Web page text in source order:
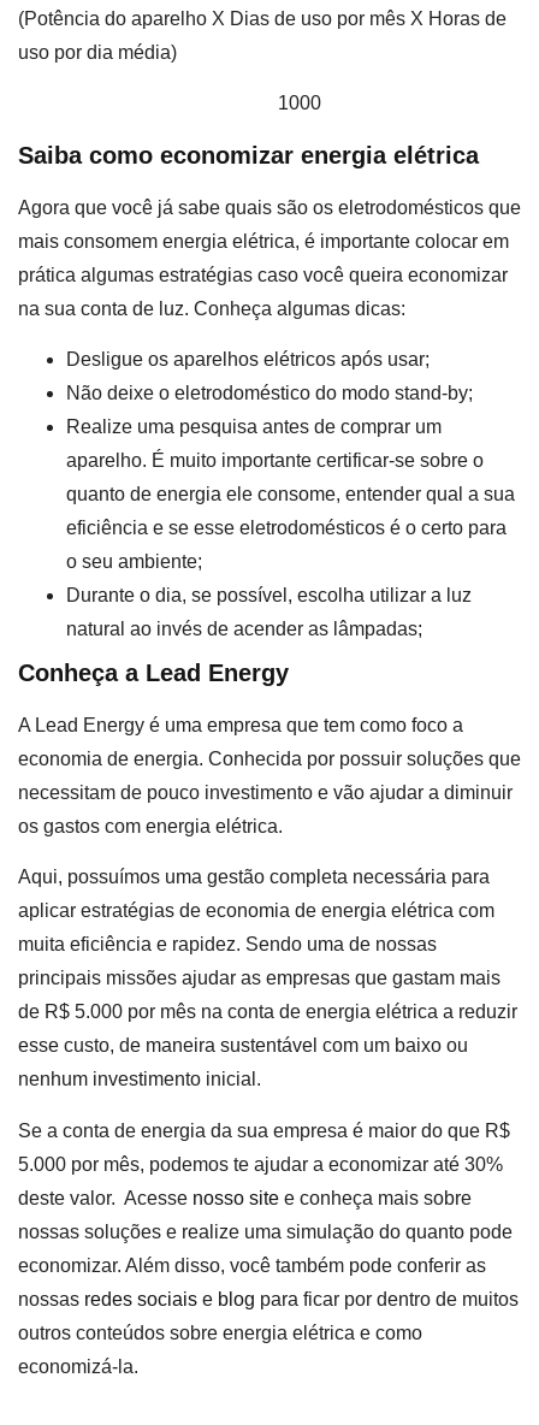
(Potência do aparelho X Dias de uso por mês X Horas de
uso por dia média)
1000
Saiba como economizar energia elétrica
Agora que você já sabe quais são os eletrodomésticos que
mais consomem energia elétrica, é importante colocar em
prática algumas estratégias caso você queira economizar
na sua conta de luz. Conheça algumas dicas:
Desligue os aparelhos elétricos após usar;
Não deixe o eletrodoméstico do modo stand-by;
Realize uma pesquisa antes de comprar um
aparelho. É muito importante certificar-se sobre o
quanto de energia ele consome, entender qual a sua
eficiência e se esse eletrodomésticos é o certo para
o seu ambiente;
Durante o dia, se possível, escolha utilizar a luz
natural ao invés de acender as lâmpadas;
Conheça a Lead Energy
A Lead Energy é uma empresa que tem como foco a
economia de energia. Conhecida por possuir soluções que
necessitam de pouco investimento e vão ajudar a diminuir
os gastos com energia elétrica.
Aqui, possuímos uma gestão completa necessária para
aplicar estratégias de economia de energia elétrica com
muita eficiência e rapidez. Sendo uma de nossas
principais missões ajudar as empresas que gastam mais
de R$ 5.000 por mês na conta de energia elétrica a reduzir
esse custo, de maneira sustentável com um baixo ou
nenhum investimento inicial.
Se a conta de energia da sua empresa é maior do que R$
5.000 por mês, podemos te ajudar a economizar até 30%
deste valor. Acesse nosso site e conheça mais sobre
nossas soluções e realize uma simulação do quanto pode
economizar. Além disso, você também pode conferir as
nossas redes sociais e blog para ficar por dentro de muitos
outros conteúdos sobre energia elétrica e como
economizá-la.